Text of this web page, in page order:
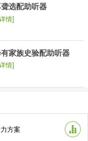
选配助听器
情]
家族史验配助听器
情]
方案